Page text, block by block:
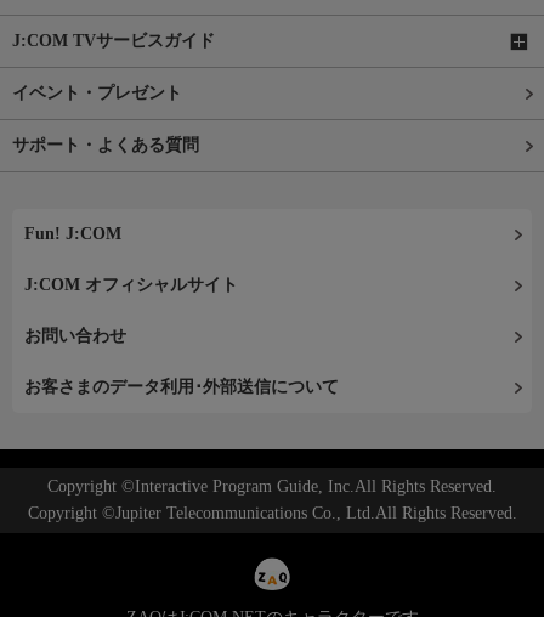
J:COM TVサービスガイド
イベント・プレゼント
サポート・よくある質問
Fun! J:COM
J:COM オフィシャルサイト
お問い合わせ
お客さまのデータ利用･外部送信について
Copyright ©Interactive Program Guide, Inc.All Rights Reserved.
Copyright ©Jupiter Telecommunications Co., Ltd.All Rights Reserved.